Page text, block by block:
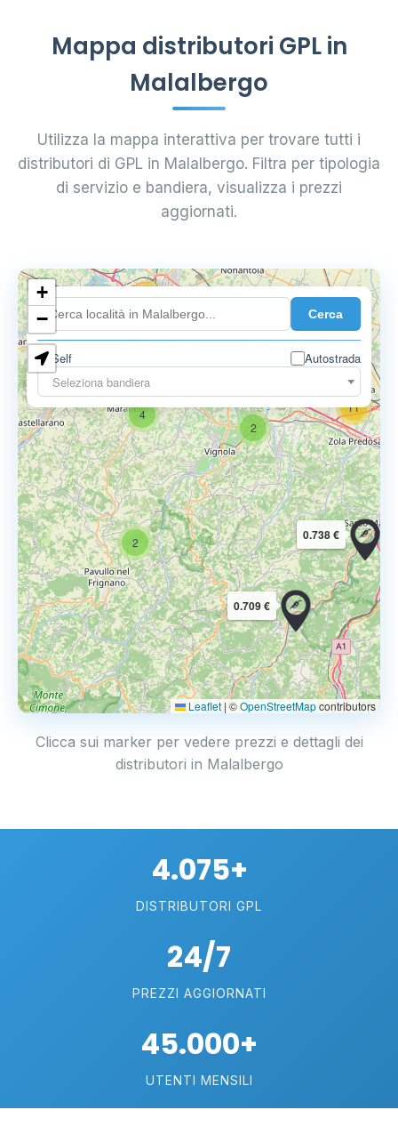
Mappa distributori GPL in
Malalbergo
Utilizza la mappa interattiva per trovare tutti i
distributori di GPL in Malalbergo. Filtra per tipologia
di servizio e bandiera, visualizza i prezzi
aggiornati.
Cerca
Self
Autostrada
Seleziona bandiera
2
4
11
18
9
2
11
0.709 €
0.738 €
+
−
Leaflet | ©OpenStreetMapcontributors
Clicca sui marker per vedere prezzi e dettagli dei
distributori in Malalbergo
4.075+
DISTRIBUTORI GPL
24/7
PREZZI AGGIORNATI
45.000+
UTENTI MENSILI